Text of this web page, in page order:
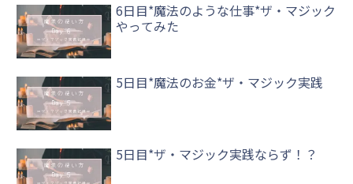
6日目*魔法のような仕事*ザ・マジック
やってみた
5日目*魔法のお金*ザ・マジック実践
5日目*ザ・マジック実践ならず！？